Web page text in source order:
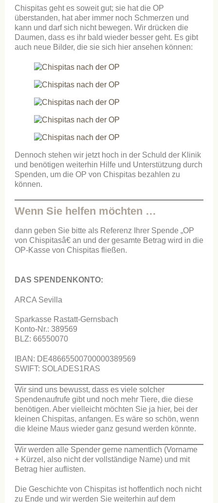
Chispitas geht es soweit gut; sie hat die OP
überstanden, hat aber immer noch Schmerzen und
kann und darf sich nicht bewegen. Wir drücken die
Daumen, dass es ihr bald wieder besser geht. Es gibt
auch neue Bilder, die sie sich hier ansehen können:
Dennoch stehen wir jetzt hoch in der Schuld der Klinik
und benötigen weiterhin Hilfe und Unterstützung durch
Spenden, um die OP von Chispitas bezahlen zu
können.
Wenn Sie helfen möchten …
dann geben Sie bitte als Referenz Ihrer Spende „OP
von Chispitasâ€ an und der gesamte Betrag wird in die
OP-Kasse von Chispitas fließen.
DAS SPENDENKONTO:
ARCA Sevilla
Sparkasse Rastatt-Gernsbach
Konto-Nr.: 389569
BLZ: 66550070
IBAN: DE48665500700000389569
SWIFT: SOLADES1RAS
Wir sind uns bewusst, dass es viele solcher
Spendenaufrufe gibt und noch mehr Tiere, die diese
benötigen. Aber vielleicht möchten Sie ja hier, bei der
kleinen Chispitas, anfangen. Es wäre so schön, wenn
die kleine Maus wieder ganz gesund werden könnte.
Wir werden alle Spender gerne namentlich (Vorname
+ Kürzel, also nicht der vollständige Name) und mit
Betrag hier auflisten.
Die Geschichte von Chispitas ist hoffentlich noch nicht
zu Ende und wir werden Sie weiterhin auf dem